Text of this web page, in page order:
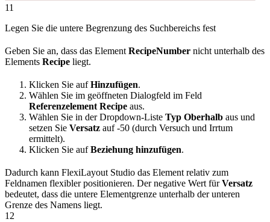
11
Legen Sie die untere Begrenzung des Suchbereichs fest
Geben Sie an, dass das Element RecipeNumber nicht unterhalb des
Elements Recipe liegt.
Klicken Sie aufHinzufügen.
Wählen Sie im geöffneten Dialogfeld im Feld
Referenzelement Recipe aus.
Wählen Sie in der Dropdown-Liste Typ Oberhalb aus und
setzen Sie Versatz auf -50 (durch Versuch und Irrtum
ermittelt).
Klicken Sie aufBeziehung hinzufügen.
Dadurch kann FlexiLayout Studio das Element relativ zum
Feldnamen flexibler positionieren. Der negative Wert fürVersatz
bedeutet, dass die untere Elementgrenze unterhalb der unteren
Grenze des Namens liegt.
12